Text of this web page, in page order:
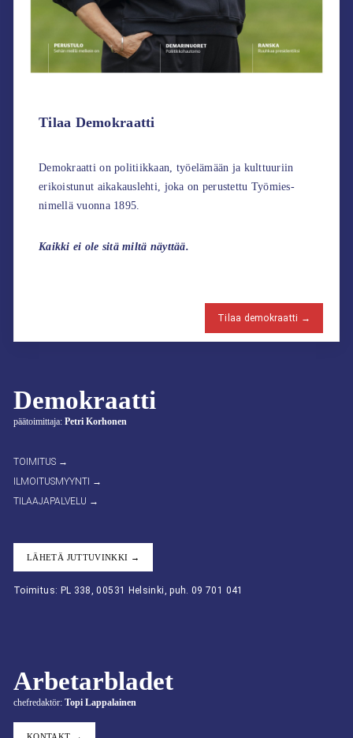
Demokraatti
päätoimittaja: Petri Korhonen
TOIMITUS →
ILMOITUSMYYNTI →
TILAAJAPALVELU →
LÄHETÄ JUTTUVINKKI →
Toimitus: PL 338, 00531 Helsinki, puh. 09 701 041
Arbetarbladet
chefredaktör: Topi Lappalainen
Tilaa Demokraatti
Demokraatti on politiikkaan, työelämään ja kulttuuriin
erikoistunut aikakauslehti, joka on perustettu Työmies-
nimellä vuonna 1895.
Kaikki ei ole sitä miltä näyttää.
Tilaa demokraatti →